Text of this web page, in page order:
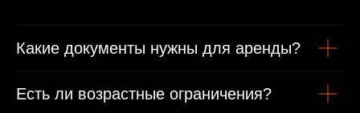
Возраст от 21 года
Какие документы нужны для аренды?
Есть ли возрастные ограничения?